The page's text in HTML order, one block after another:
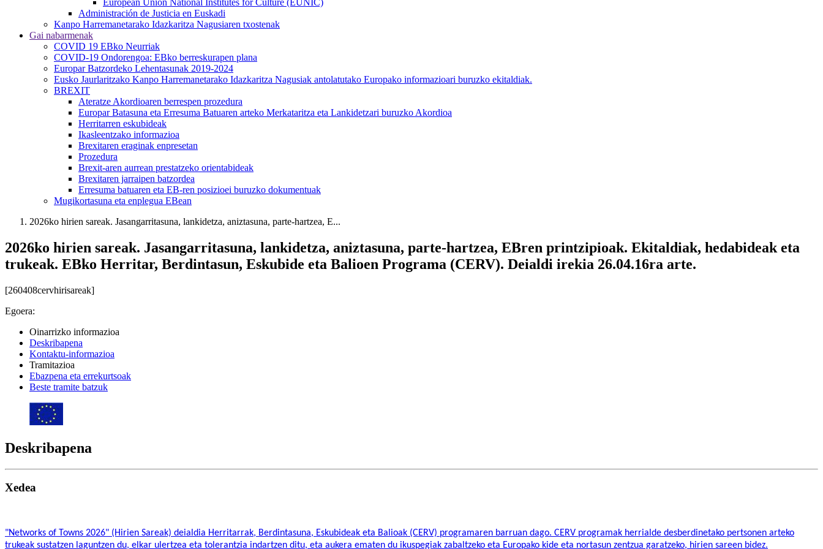
European Union National Institutes for Culture (EUNIC)
Administración de Justicia en Euskadi
Kanpo Harremanetarako Idazkaritza Nagusiaren txostenak
Gai nabarmenak
COVID 19 EBko Neurriak
COVID-19 Ondorengoa: EBko berreskurapen plana
Europar Batzordeko Lehentasunak 2019-2024
Eusko Jaurlaritzako Kanpo Harremanetarako Idazkaritza Nagusiak antolatutako Europako informazioari buruzko ekitaldiak.
BREXIT
Ateratze Akordioaren berrespen prozedura
Europar Batasuna eta Erresuma Batuaren arteko Merkataritza eta Lankidetzari buruzko Akordioa
Herritarren eskubideak
Ikasleentzako informazioa
Brexitaren eraginak enpresetan
Prozedura
Brexit-aren aurrean prestatzeko orientabideak
Brexitaren jarraipen batzordea
Erresuma batuaren eta EB-ren posizioei buruzko dokumentuak
Mugikortasuna eta enplegua EBean
2026ko hirien sareak. Jasangarritasuna, lankidetza, aniztasuna, parte-hartzea, E...
2026ko hirien sareak. Jasangarritasuna, lankidetza, aniztasuna, parte-hartzea, EBren printzipioak. Ekitaldiak, hedabideak eta
trukeak. EBko Herritar, Berdintasun, Eskubide eta Balioen Programa (CERV). Deialdi irekia 26.04.16ra arte.
[260408cervhirisareak]
Egoera:
Oinarrizko informazioa
Deskribapena
Kontaktu-informazioa
Tramitazioa
Ebazpena eta errekurtsoak
Beste tramite batzuk
Deskribapena
Xedea
"Networks of Towns 2026" (Hirien Sareak) deialdia Herritarrak, Berdintasuna, Eskubideak eta Balioak (CERV) programaren barruan dago. CERV programak herrialde desberdinetako pertsonen arteko
trukeak sustatzen laguntzen du, elkar ulertzea eta tolerantzia indartzen ditu, eta aukera ematen du ikuspegiak zabaltzeko eta Europako kide eta nortasun zentzua garatzeko, hirien sareen bidez.